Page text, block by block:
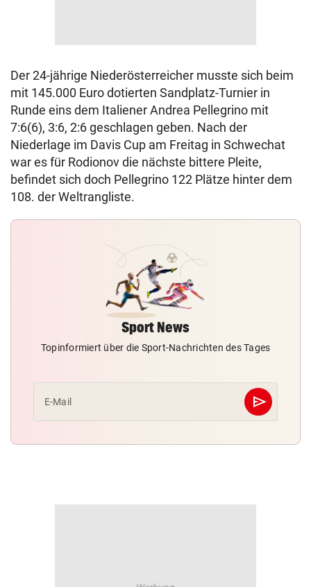
Der 24-jährige Niederösterreicher musste sich beim
mit 145.000 Euro dotierten Sandplatz-Turnier in
Runde eins dem Italiener Andrea Pellegrino mit
7:6(6), 3:6, 2:6 geschlagen geben. Nach der
Niederlage im Davis Cup am Freitag in Schwechat
war es für Rodionov die nächste bittere Pleite,
befindet sich doch Pellegrino 122 Plätze hinter dem
108. der Weltrangliste.
Sport News
Topinformiert über die Sport-Nachrichten des Tages
E-Mail send
Abschicken